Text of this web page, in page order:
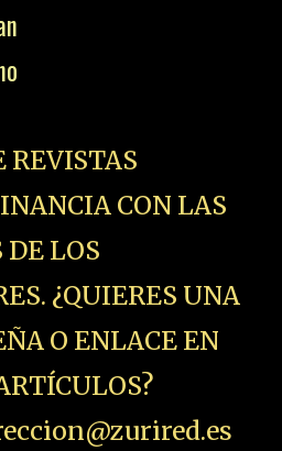
REVISTAS
CON LAS
DE LOS
¿QUIERES UNA
O ENLACE EN